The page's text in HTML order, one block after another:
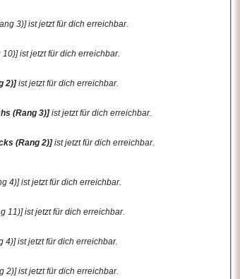
3)] ist jetzt für dich erreichbar.
ist jetzt für dich erreichbar.
2)]ist jetzt für dich erreichbar.
(Rang 3)]ist jetzt für dich erreichbar.
(Rang 2)]ist jetzt für dich erreichbar.
4)] ist jetzt für dich erreichbar.
11)] ist jetzt für dich erreichbar.
4)] ist jetzt für dich erreichbar.
2)] ist jetzt für dich erreichbar.